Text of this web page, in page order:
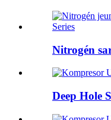
Nitrogén
Deep Hole